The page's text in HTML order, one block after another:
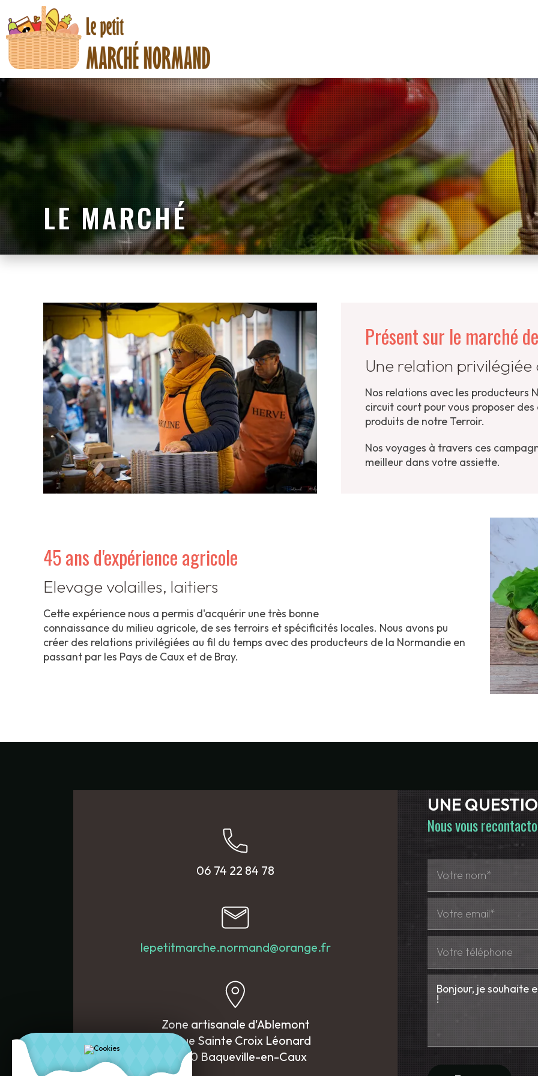
LE MARCHÉ
Présent sur le marché
Une relation privilégiée
Nos relations avec les producteurs
circuit court pour vous proposer
produits de notre Terroir.
Nos voyages à travers ces
meilleur dans votre assiette.
45 ans d'expérience agricole
Elevage volailles, laitiers
Cette expérience nous a permis d'acquérir une très bonne
connaissance du milieu agricole, de ses terroirs et spécificités locales. Nous avons pu
créer des relations privilégiées au fil du temps avec des producteurs de la Normandie en
passant par les Pays de Caux et de Bray.
06 74 22 84 78
lepetitmarche.normand@orange.fr
Zone artisanale d'Ablemont
10 Rue Sainte Croix Léonard
76730 Baqueville-en-Caux
UNE
Nous vous